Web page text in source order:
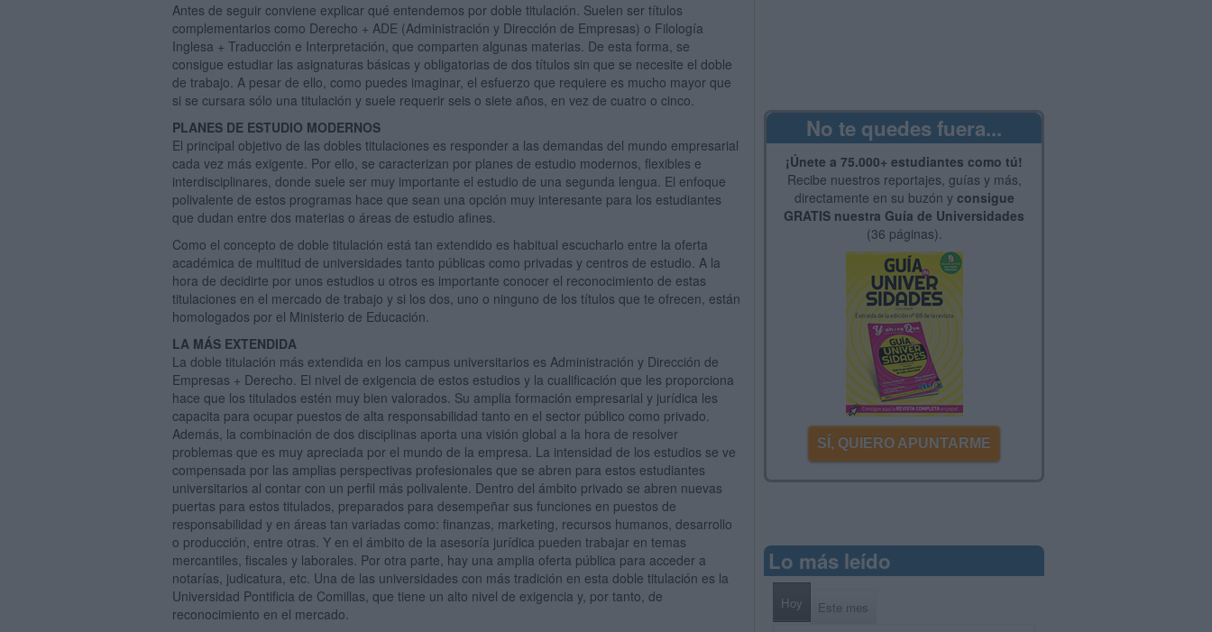
Antes de seguir conviene explicar qué entendemos por doble titulación. Suelen ser títulos
complementarios como Derecho + ADE (Administración y Dirección de Empresas) o Filología
Inglesa + Traducción e Interpretación, que comparten algunas materias. De esta forma, se
consigue estudiar las asignaturas básicas y obligatorias de dos títulos sin que se necesite el doble
de trabajo. A pesar de ello, como puedes imaginar, el esfuerzo que requiere es mucho mayor que
si se cursara sólo una titulación y suele requerir seis o siete años, en vez de cuatro o cinco.
PLANES DE ESTUDIO MODERNOS
El principal objetivo de las dobles titulaciones es responder a las demandas del mundo empresarial
cada vez más exigente. Por ello, se caracterizan por planes de estudio modernos, flexibles e
interdisciplinares, donde suele ser muy importante el estudio de una segunda lengua. El enfoque
polivalente de estos programas hace que sean una opción muy interesante para los estudiantes
que dudan entre dos materias o áreas de estudio afines.
Como el concepto de doble titulación está tan extendido es habitual escucharlo entre la oferta
académica de multitud de universidades tanto públicas como privadas y centros de estudio. A la
hora de decidirte por unos estudios u otros es importante conocer el reconocimiento de estas
titulaciones en el mercado de trabajo y si los dos, uno o ninguno de los títulos que te ofrecen, están
homologados por el Ministerio de Educación.
LA MÁS EXTENDIDA
La doble titulación más extendida en los campus universitarios es Administración y Dirección de
Empresas + Derecho. El nivel de exigencia de estos estudios y la cualificación que les proporciona
hace que los titulados estén muy bien valorados. Su amplia formación empresarial y jurídica les
capacita para ocupar puestos de alta responsabilidad tanto en el sector público como privado.
Además, la combinación de dos disciplinas aporta una visión global a la hora de resolver
problemas que es muy apreciada por el mundo de la empresa. La intensidad de los estudios se ve
compensada por las amplias perspectivas profesionales que se abren para estos estudiantes
universitarios al contar con un perfil más polivalente. Dentro del ámbito privado se abren nuevas
puertas para estos titulados, preparados para desempeñar sus funciones en puestos de
responsabilidad y en áreas tan variadas como: finanzas, marketing, recursos humanos, desarrollo
o producción, entre otras. Y en el ámbito de la asesoría jurídica pueden trabajar en temas
mercantiles, fiscales y laborales. Por otra parte, hay una amplia oferta pública para acceder a
notarías, judicatura, etc. Una de las universidades con más tradición en esta doble titulación es la
Universidad Pontificia de Comillas, que tiene un alto nivel de exigencia y, por tanto, de
reconocimiento en el mercado.
No te quedes fuera...
¡Únete a 75.000+ estudiantes como tú!
Recibe nuestros reportajes, guías y más,
directamente en su buzón y consigue
GRATIS nuestra Guía de Universidades
(36 páginas).
SÍ, QUIERO APUNTARME
Lo más leído
Hoy Este mes